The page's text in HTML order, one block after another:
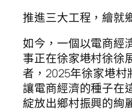
推進三大工程，繪就
如今，一個以電商經
事正在徐家塂村徐徐
者，2025年徐家塂村
讓電商經濟的種子在
綻放出鄉村振興的絢